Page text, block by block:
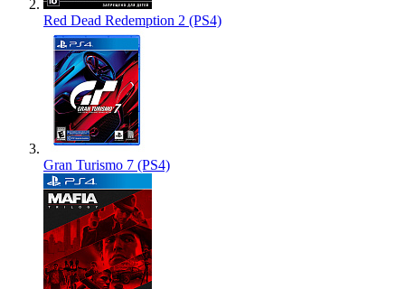
Red Dead Redemption 2 (PS4)
Gran Turismo 7 (PS4)